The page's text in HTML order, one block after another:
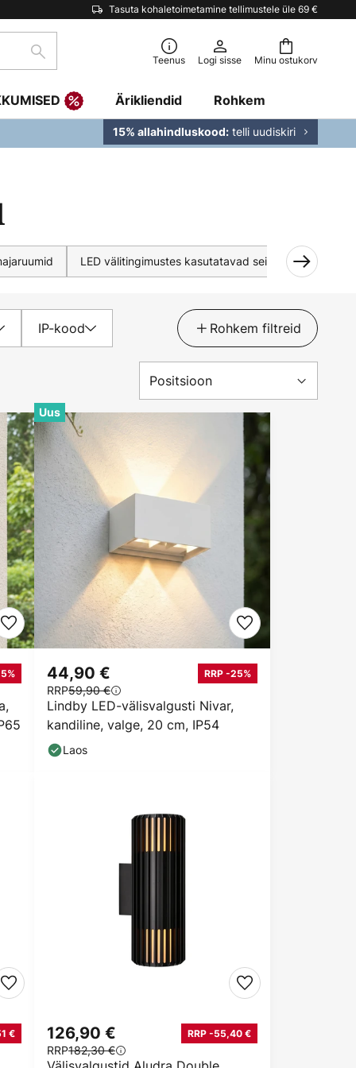
Tasuta kohaletoimetamine tellimustele üle 69 €
Minu ostukorv
Otsi Teenus Logi sisse
Ärikliendid Rohkem
15% allahindluskood: telli uudiskiri
LED välitingimustes kasutatavad seinavalgustid
IP-kood Rohkem filtreid
Uus
Lindby LED-välisvalgusti Nivar,
kandiline, valge, 20 cm, IP54
44,90 € RRP -25%
RRP59,90 €
Laos
€ 126,90 € RRP -55,40 €
RRP182,30 €